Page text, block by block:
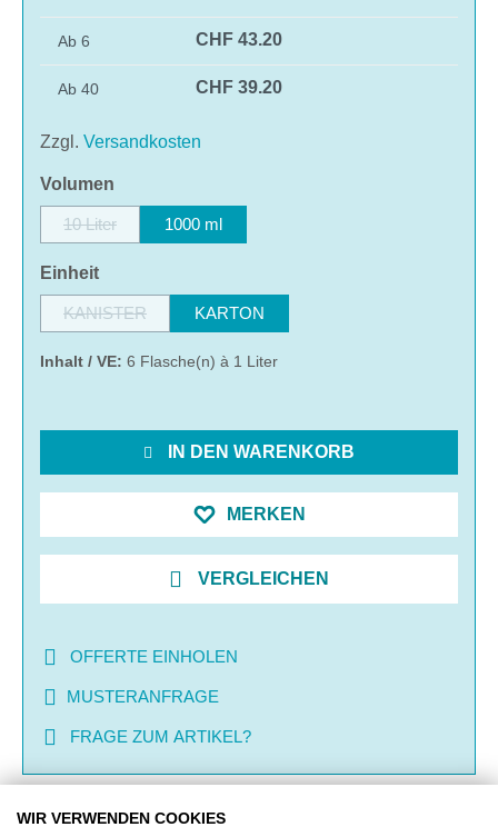
Ab 6 CHF 43.20
Ab 40 CHF 39.20
Zzgl. Versandkosten
Volumen
10 Liter 1000 ml
Einheitauswählen
KANISTER KARTON
Inhalt / VE: 6 Flasche(n) à 1 Liter
IN DEN WARENKORB
MERKEN
VERGLEICHEN
OFFERTE EINHOLEN
MUSTERANFRAGE
FRAGE ZUM ARTIKEL?
BESCHREIBUNG
WIR VERWENDEN COOKIES